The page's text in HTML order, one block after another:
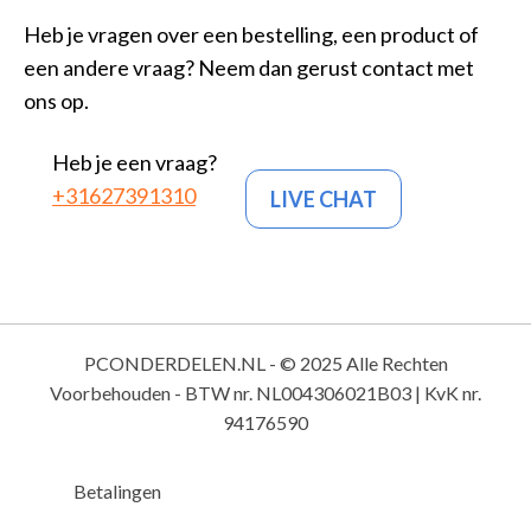
Heb je vragen over een bestelling, een product of
een andere vraag? Neem dan gerust contact met
ons op.
Heb je een vraag?
+31627391310
LIVE CHAT
PCONDERDELEN.NL - © 2025 Alle Rechten
Voorbehouden - BTW nr. NL004306021B03 | KvK nr.
94176590
Betalingen